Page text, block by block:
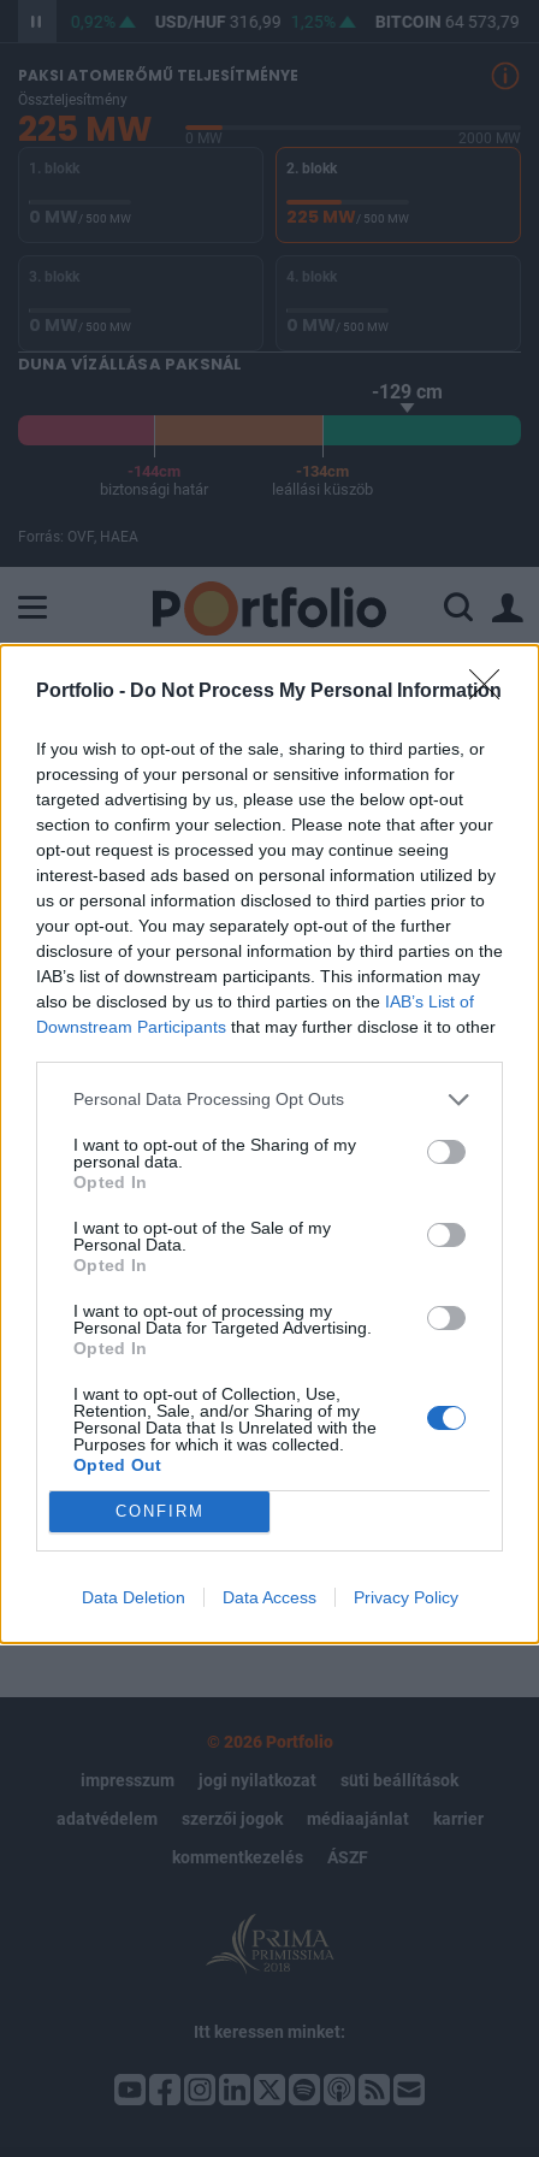
Portfolio - Do Not Process My Personal Information
If you wish to opt-out of the sale, sharing to third parties, or
processing of your personal or sensitive information for
targeted advertising by us, please use the below opt-out
section to confirm your selection. Please note that after your
opt-out request is processed you may continue seeing
interest-based ads based on personal information utilized by
us or personal information disclosed to third parties prior to
your opt-out. You may separately opt-out of the further
disclosure of your personal information by third parties on the
IAB’s list of downstream participants. This information may
also be disclosed by us to third parties on the IAB’s List of
Downstream Participants that may further disclose it to other
Personal Data Processing Opt Outs
I want to opt-out of the Sharing of my
personal data.
Opted In
I want to opt-out of the Sale of my
Personal Data.
Opted In
I want to opt-out of processing my
Personal Data for Targeted Advertising.
Opted In
I want to opt-out of Collection, Use,
Retention, Sale, and/or Sharing of my
Personal Data that Is Unrelated with the
Purposes for which it was collected.
Opted Out
CONFIRM
Data Deletion Data Access Privacy Policy
365,05 0,92% USD/HUF316,99 1,25% BITCOIN64 573,79
PAKSI ATOMERŐMŰ TELJESÍTMÉNYE
Összteljesítmény
225 MW 0 MW
2000 MW
1. blokk
0 MW/ 500 MW
2. blokk
225 MW/ 500 MW
3. blokk
0 MW/ 500 MW
4. blokk
0 MW/ 500 MW
DUNA VÍZÁLLÁSA PAKSNÁL
-129 cm
-144cm
biztonsági határ
-134cm
leállási küszöb
Forrás: OVF, HAEA
ELŐFIZETŐI TARTALOM
Távozott az OTP egyik ügyvezető
igazgatója
Portfolio
2004. március 03. 11:50
Gyulainé Zsakó Zsófia ügyvezető igazgató
munkaviszonya és ezzel egyidejűleg az OTP Bank
Rt. felügyelőbizottságában fennálló,
munkavállalók által delegált tagsága 2004.
február 29-én megszűnt.
KEDVES OLVASÓNK!
tartozik, melynek olvasása előfizetéses
regisztrációhoz kötött.
Az előfizetés a következőket tartalmazza:
Portfolio.hu teljes cikkarchívum
kötéslistái
MÁR ELŐFIZETŐNK VAGY?BEJELENTKEZÉS
© 2026 Portfolio
impresszum
jogi nyilatkozat
süti beállítások
adatvédelem
szerzői jogok médiaajánlat
karrier
kommentkezelés
ÁSZF
Itt keressen minket: